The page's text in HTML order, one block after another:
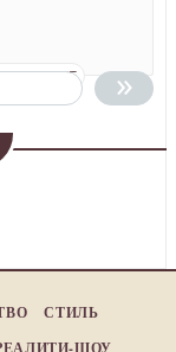
»
СТИЛЬ
ШОУ